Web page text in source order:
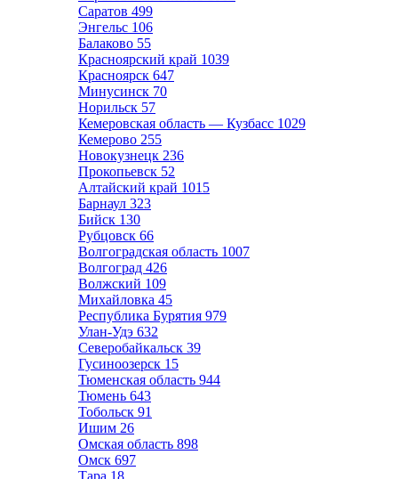
Саратов 499
Энгельс 106
Балаково 55
Красноярский край 1039
Красноярск 647
Минусинск 70
Норильск 57
Кемеровская область — Кузбасс 1029
Кемерово 255
Новокузнецк 236
Прокопьевск 52
Алтайский край 1015
Барнаул 323
Бийск 130
Рубцовск 66
Волгоградская область 1007
Волгоград 426
Волжский 109
Михайловка 45
Республика Бурятия 979
Улан-Удэ 632
Северобайкальск 39
Гусиноозерск 15
Тюменская область 944
Тюмень 643
Тобольск 91
Ишим 26
Омская область 898
Омск 697
Тара 18